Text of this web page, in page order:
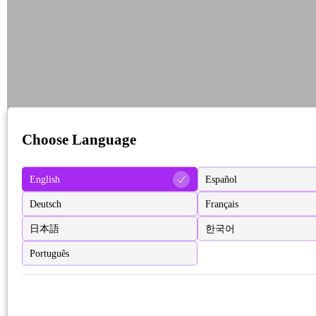
Choose Language
English Español
Deutsch Français
日本語 한국어
Português